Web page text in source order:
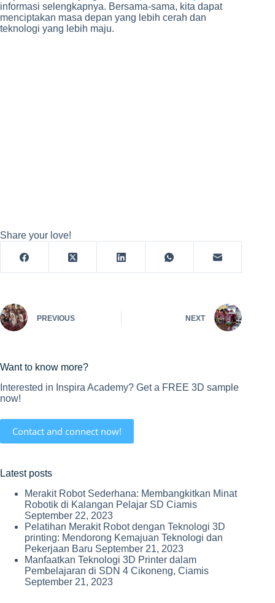
informasi selengkapnya. Bersama-sama, kita dapat
menciptakan masa depan yang lebih cerah dan
teknologi yang lebih maju.
Share your love!
PREVIOUS NEXT
Want to know more?
Interested in Inspira Academy? Get a FREE 3D sample
now!
Contact and connect now!
Latest posts
Merakit Robot Sederhana: Membangkitkan Minat
Robotik di Kalangan Pelajar SD Ciamis
September 22, 2023
Pelatihan Merakit Robot dengan Teknologi 3D
printing: Mendorong Kemajuan Teknologi dan
Pekerjaan Baru September 21, 2023
Manfaatkan Teknologi 3D Printer dalam
Pembelajaran di SDN 4 Cikoneng, Ciamis
September 21, 2023